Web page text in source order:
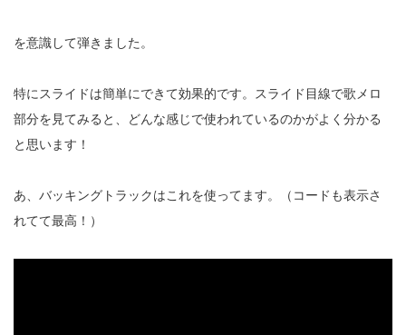
を意識して弾きました。
特にスライドは簡単にできて効果的です。スライド目線で歌メロ
部分を見てみると、どんな感じで使われているのかがよく分かる
と思います！
あ、バッキングトラックはこれを使ってます。（コードも表示さ
れてて最高！）